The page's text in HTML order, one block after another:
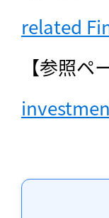
related
【参照ペ